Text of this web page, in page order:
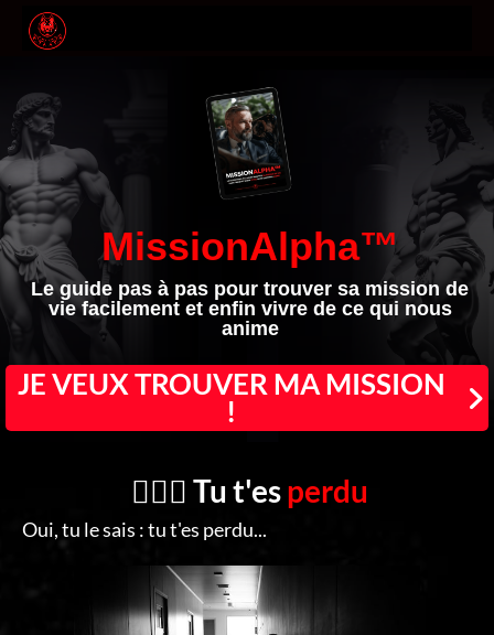
MissionAlpha™
Le guide pas à pas pour trouver sa mission de
viefacilement et enfin vivre de ce qui nous
anime
JE VEUX TROUVER MA MISSION
!
🤷🏻‍♂️ Tu t'esperdu
Oui, tu le sais : tu t'es perdu...